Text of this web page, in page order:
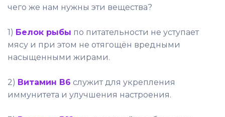
чего же нам нужны эти вещества?
1) Белок рыбы по питательности не уступает
мясу и при этом не отягощён вредными
насыщенными жирами.
2) Витамин B6 служит для укрепления
иммунитета и улучшения настроения.